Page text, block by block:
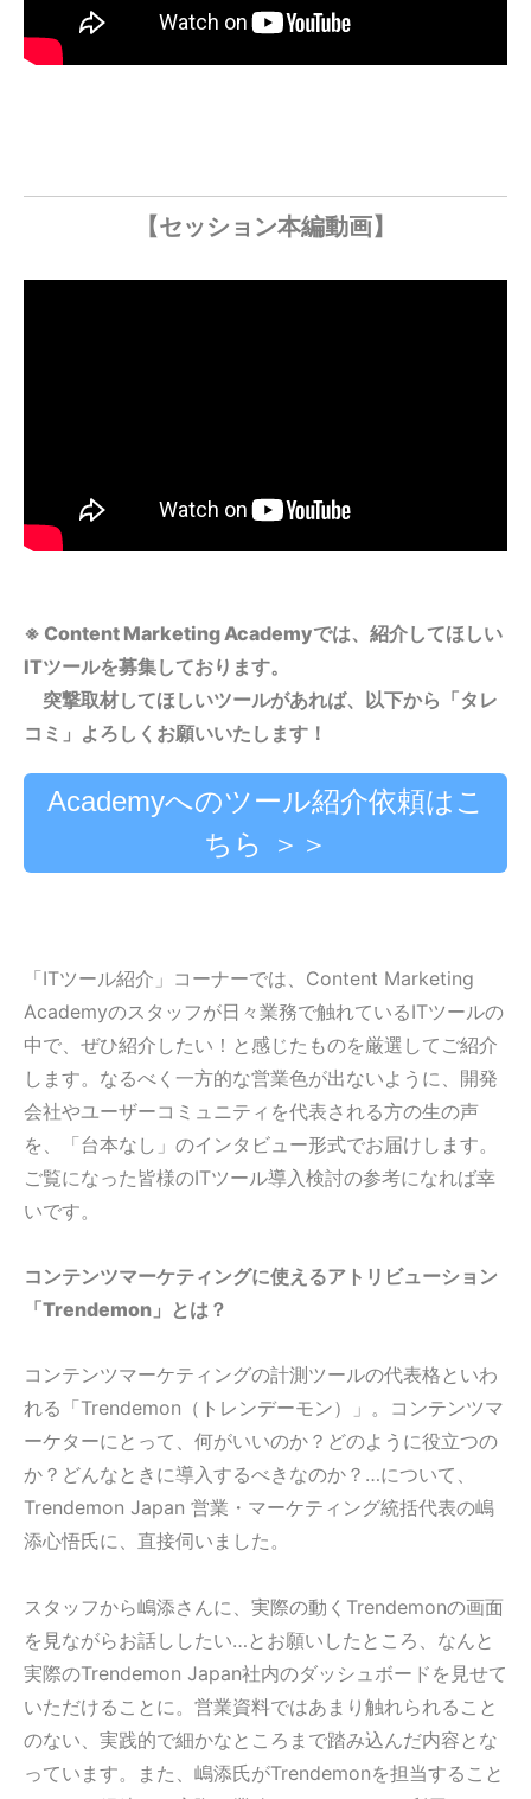
【セッション本編動画】
※ Content Marketing Academyでは、 紹介してほしい
ITツールを募集しております。
突撃取材してほしいツールがあれば、以下から「タレ
コミ」よろしくお願いいたします！
Academyへのツール紹介依頼はこ
ちら ＞＞
「ITツール紹介」コーナーでは、Content Marketing
Academyのスタッフが日々業務で触れているITツールの
中で、ぜひ紹介したい！と感じたものを厳選してご紹介
します。なるべく一方的な営業色が出ないように、開発
会社やユーザーコミュニティを代表される方の生の声
を、「台本なし」のインタビュー形式でお届けします。
ご覧になった皆様のITツール導入検討の参考になれば幸
いです。
コンテンツマーケティングに使えるアトリビューション
「Trendemon」とは？
コンテンツマーケティングの計測ツールの代表格といわ
れる「Trendemon（トレンデーモン）」。コンテンツマ
ーケターにとって、何がいいのか？どのように役立つの
か？どんなときに導入するべきなのか？…について、
Trendemon Japan 営業・マーケティング統括代表の嶋
添心悟氏に、直接伺いました。
スタッフから嶋添さんに、実際の動くTrendemonの画面
を見ながらお話ししたい…とお願いしたところ、なんと
実際のTrendemon Japan社内のダッシュボードを見せて
いただけることに。営業資料ではあまり触れられること
のない、実践的で細かなところまで踏み込んだ内容とな
っています。また、嶋添氏がTrendemonを担当すること